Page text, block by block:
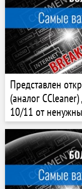
Представлен
(аналог
10/11 от